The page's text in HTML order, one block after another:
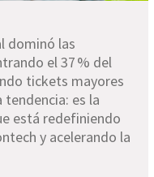
dominó las
el 37 % del
tickets mayores
tendencia: es la
está redefiniendo
y acelerando la